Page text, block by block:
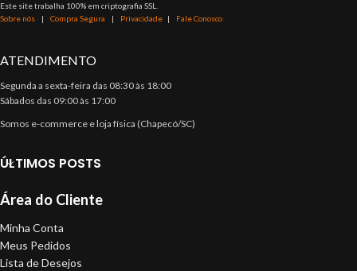
Este site trabalha 100% em criptografia SSL.
Sobre nós | Compra Segura | Privacidade | Fale Conosco
ATENDIMENTO
Segunda a sexta-feira das 08:30 às 18:00
Sábados das 09:00 às 17:00
Somos e-commerce e loja física (Chapecó/SC)
ÚLTIMOS POSTS
Área do Cliente
Minha Conta
Meus Pedidos
Lista de Desejos